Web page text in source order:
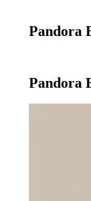
Pandora
Pandora